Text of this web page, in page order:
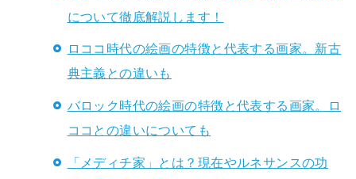
について徹底解説します！
ロココ時代の絵画の特徴と代表する画家。新古
典主義との違いも
バロック時代の絵画の特徴と代表する画家。ロ
ココとの違いについても
「メディチ家」とは？現在やルネサンスの功